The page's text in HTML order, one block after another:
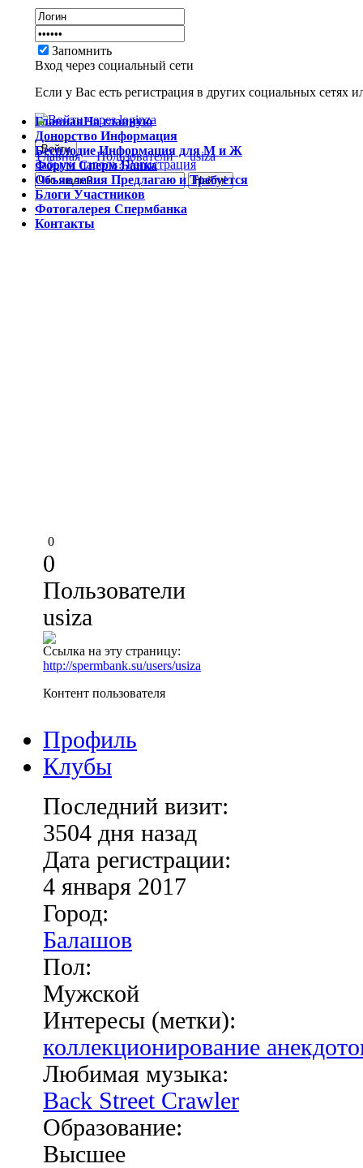
Запомнить
Вход через социальный сети
Если у Вас есть регистрация в других социальных сетях
Забыли пароль? Регистрация
ГлавнаяНа главную
Донорство Информация
БесплодиеИнформация для М и Ж
ФорумСперм Банка
Объявления Предлагаю и Требуется
Блоги Участников
Фотогалерея Спермбанка
Контакты
Главная Пользователи usiza
0
0
Пользователи
usiza
Ссылка на эту страницу:
http://spermbank.su/users/usiza
Контент пользователя
Профиль
Клубы
Последний визит:
3504 дня назад
Дата регистрации:
4 января 2017
Город:
Балашов
Пол:
Мужской
Интересы (метки):
коллекционирование
Любимая музыка:
Back Street Crawler
Образование:
Высшее